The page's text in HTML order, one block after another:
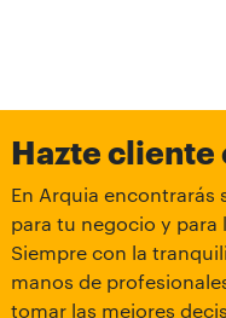
3. Aprobación
Hazte cliente
En Arquia encontrarás
para tu negocio y
Siempre con la
manos de
tomar las mejores